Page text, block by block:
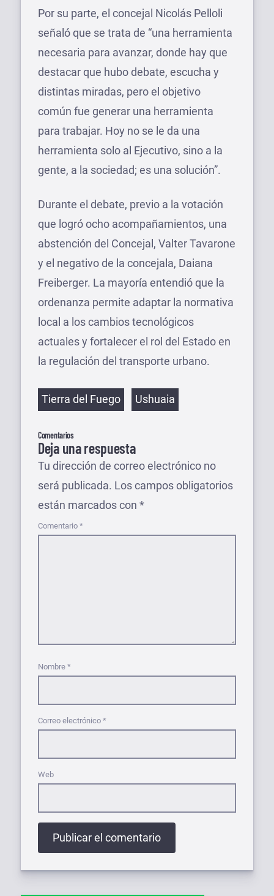
Por su parte, el concejal Nicolás Pelloli
señaló que se trata de “una herramienta
necesaria para avanzar, donde hay que
destacar que hubo debate, escucha y
distintas miradas, pero el objetivo
común fue generar una herramienta
para trabajar. Hoy no se le da una
herramienta solo al Ejecutivo, sino a la
gente, a la sociedad; es una solución”.
Durante el debate, previo a la votación
que logró ocho acompañamientos, una
abstención del Concejal, Valter Tavarone
y el negativo de la concejala, Daiana
Freiberger. La mayoría entendió que la
ordenanza permite adaptar la normativa
local a los cambios tecnológicos
actuales y fortalecer el rol del Estado en
la regulación del transporte urbano.
Etiquetas
Tierra del Fuego Ushuaia
Comentarios
Deja una respuesta
Tu dirección de correo electrónico no
será publicada. Los campos obligatorios
están marcados con *
Comentario *
Nombre *
Correo electrónico *
Web